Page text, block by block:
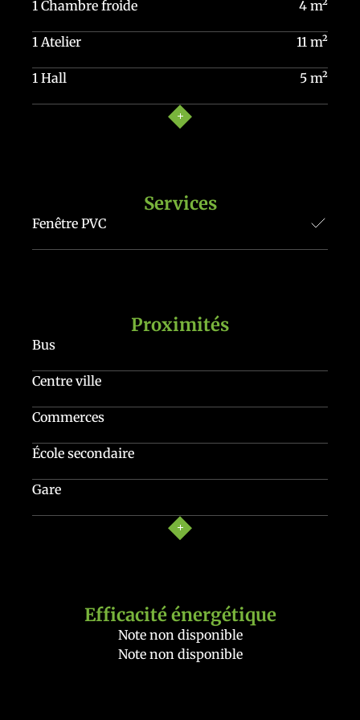
1 Chambre froide 4 m²
1 Atelier 11 m²
1 Hall 5 m²
Services
Fenêtre PVC
Proximités
Bus
Centre ville
Commerces
École secondaire
Gare
Efficacité énergétique
Note non disponible
Note non disponible